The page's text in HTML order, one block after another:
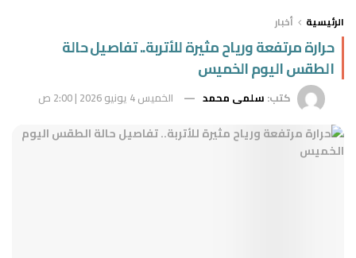
الرئيسية أخبار
حرارة مرتفعة ورياح مثيرة للأتربة.. تفاصيل حالة
الطقس اليوم الخميس
كتب: سلمى محمد الخميس 4 يونيو 2026 | 2:00 ص